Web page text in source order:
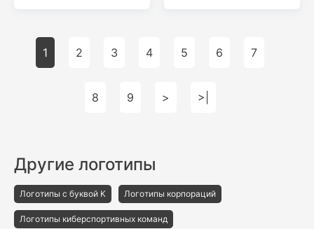
1 2 3 4 5 6 7
8 9 > >|
Другие логотипы
Логотипы с буквой K Логотипы корпораций
Логотипы киберспортивных команд